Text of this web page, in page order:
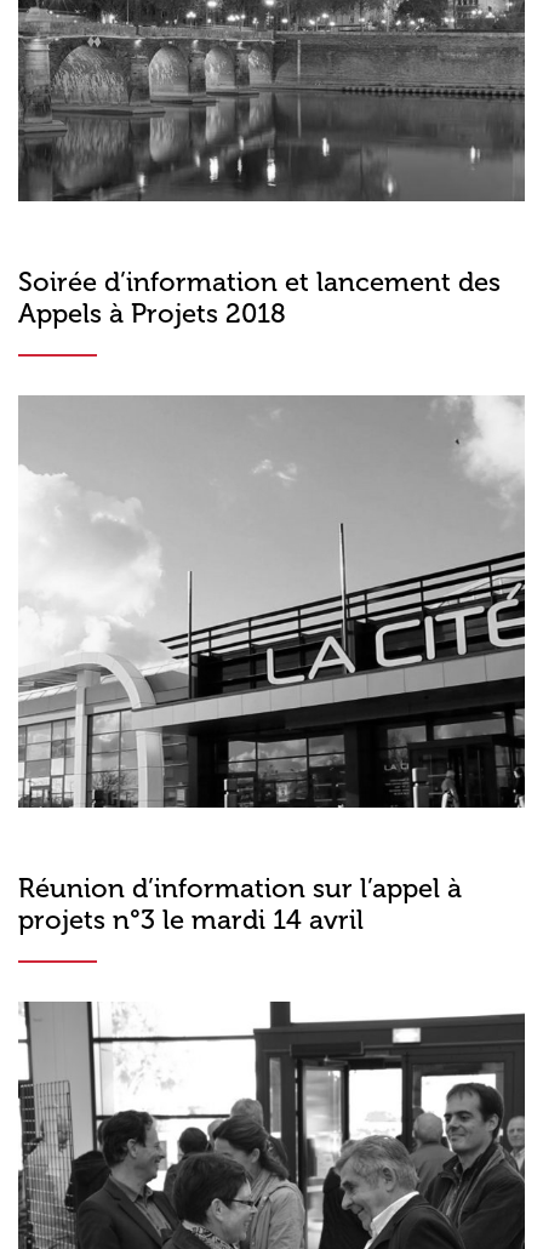
Soirée d’information et lancement des
Appels à Projets 2018
Réunion d’information sur l’appel à
projets n°3 le mardi 14 avril